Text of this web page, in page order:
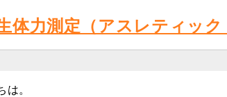
体力測定（アスレティック
は。